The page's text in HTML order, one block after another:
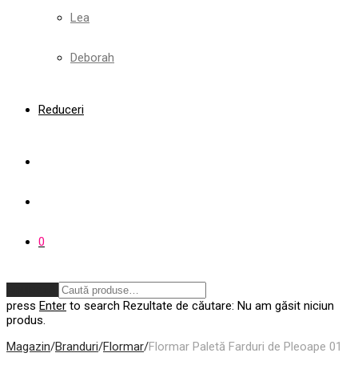
Lea
Deborah
Reduceri
0
press Enter to search Rezultate de căutare: Nu am găsit niciun
produs.
Magazin/Branduri/Flormar/Flormar Paletă Farduri de Pleoape 01